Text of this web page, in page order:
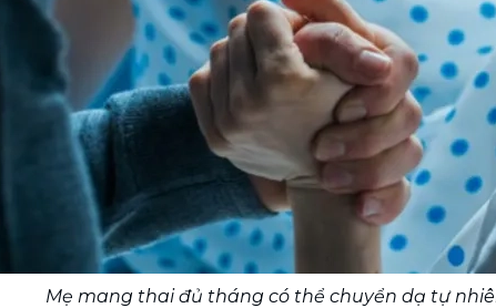
Mẹ mang thai đủ tháng có thể chuyển dạ tự